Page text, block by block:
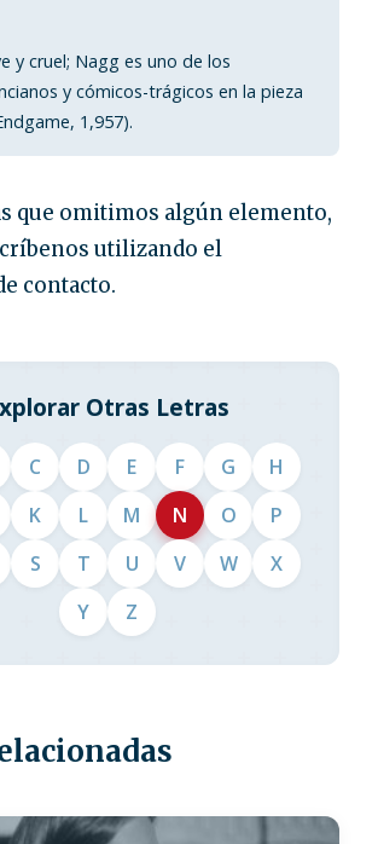
y cruel; Nagg es uno de los
y cómicos-trágicos en la pieza
1,957).
que omitimos algún elemento,
utilizando el
contacto.
Otras Letras
C D E F G
H
K L M N O
P
S T U V W
X
Y
Z